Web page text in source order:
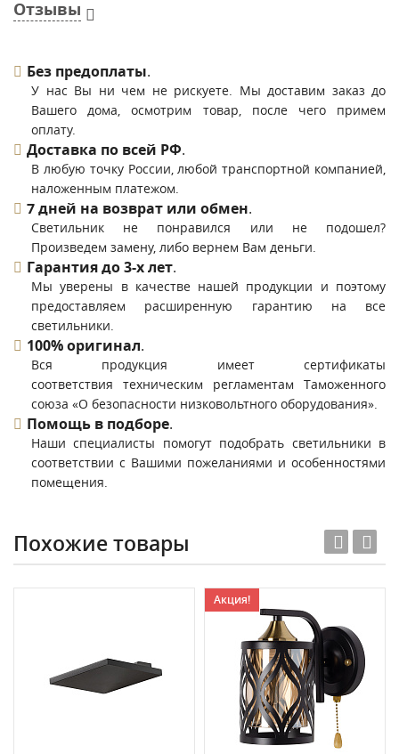
Отзывы
Без предоплаты.
У нас Вы ни чем не рискуете. Мы доставим заказ до
Вашего дома, осмотрим товар, после чего примем
оплату.
Доставка по всей РФ.
В любую точку России, любой транспортной компанией,
наложенным платежом.
7 дней на возврат или обмен.
Светильник не понравился или не подошел?
Произведем замену, либо вернем Вам деньги.
Гарантия до 3-х лет.
Мы уверены в качестве нашей продукции и поэтому
предоставляем расширенную гарантию на все
светильники.
100% оригинал.
Вся продукция имеет сертификаты
соответствия техническим регламентам Таможенного
союза «О безопасности низковольтного оборудования».
Помощь в подборе.
Наши специалисты помогут подобрать светильники в
соответствии с Вашими пожеланиями и особенностями
помещения.
Похожие товары
Акция!